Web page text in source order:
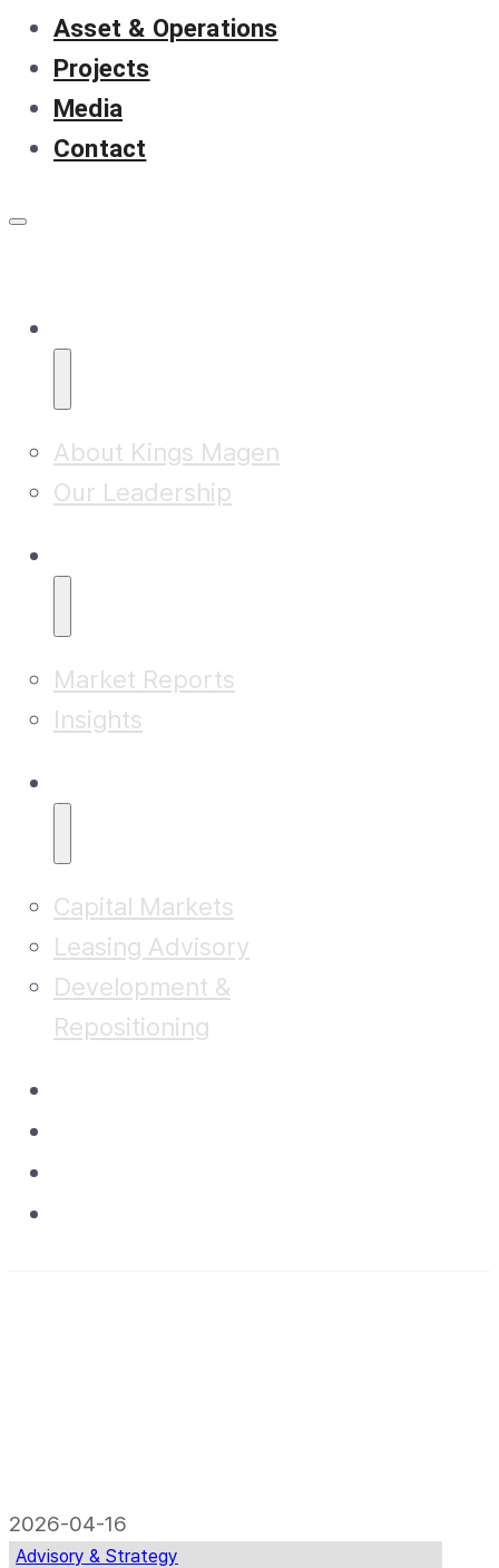
Asset & Operations
Projects
Media
Contact
About Kings Magen
Our Leadership
Market Reports
Insights
Capital Markets
Leasing Advisory
Development &
Repositioning
2026-04-16
Advisory & Strategy